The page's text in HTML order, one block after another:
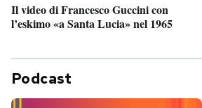
Il video di Francesco Guccini con
l’eskimo «a Santa Lucia» nel 1965
Podcast